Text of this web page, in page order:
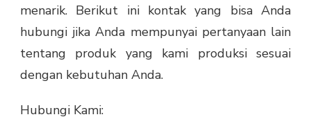
menarik. Berikut ini kontak yang bisa Anda
hubungi jika Anda mempunyai pertanyaan lain
tentang produk yang kami produksi sesuai
dengan kebutuhan Anda.
Hubungi Kami: